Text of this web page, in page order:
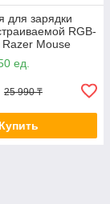
для зарядки
RGB-
Razer Mouse
2-014951
ед.
25 990 ₸
Купить